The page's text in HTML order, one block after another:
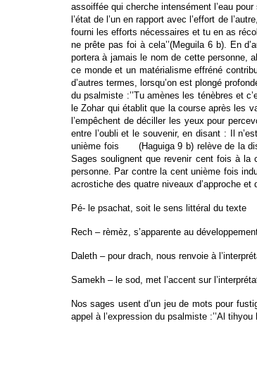
assoiffée qui cherche intensément l’eau
l’état de l’un en rapport avec l’effort de
fourni les efforts nécessaires et tu en as
ne prête pas foi à cela’’(Meguila 6 b). En
portera à jamais le nom de cette personne,
ce monde et un matérialisme effréné
d’autres termes, lorsqu’on est plongé
du psalmiste :’’Tu amènes les ténèbres et
le Zohar qui établit que la course après les
l’empêchent de déciller les yeux pour
entre l’oubli et le souvenir, en disant : Il
unième fois (Haguiga 9 b) relève de la
Sages soulignent que revenir cent fois à la
personne. Par contre la cent unième fois
acrostiche des quatre niveaux d’approche
Pé- le psachat, soit le sens littéral du texte
Rech – rèmèz, s’apparente au
Daleth – pour drach, nous renvoie à
Samekh – le sod, met l’accent sur
Nos sages usent d’un jeu de mots pour
appel à l’expression du psalmiste :’’Al